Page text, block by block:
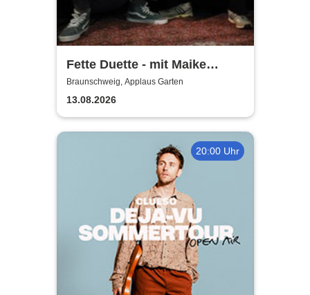
Fette Duette - mit Maike
Jacobs & Markus Schultze
Braunschweig, Applaus Garten
13.08.2026
20:00 Uhr